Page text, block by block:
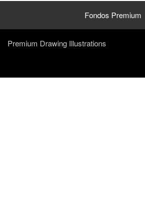
Fondos Premium
Premium Drawing Illustrations